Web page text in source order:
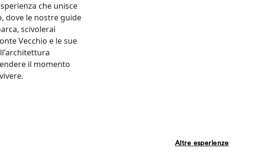
che unisce
dove le nostre guide
scivolerai
Vecchio e le sue
il momento
Altre esperienze